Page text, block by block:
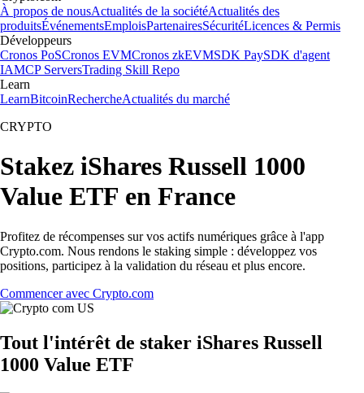
À propos de nousActualités de la sociétéActualités des
produitsÉvénementsEmploisPartenairesSécuritéLicences & Permis
Développeurs
Cronos PoSCronos EVMCronos zkEVMSDK PaySDK d'agent
IAMCP ServersTrading Skill Repo
Learn
LearnBitcoinRechercheActualités du marché
CRYPTO
Stakez iShares Russell 1000
Value ETF en France
Profitez de récompenses sur vos actifs numériques grâce à l'app
Crypto.com. Nous rendons le staking simple : développez vos
positions, participez à la validation du réseau et plus encore.
Commencer avec Crypto.com
Tout l'intérêt de staker iShares Russell
1000 Value ETF